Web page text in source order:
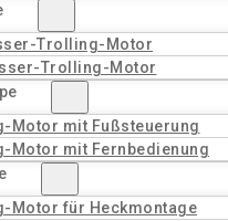
Trolling-Motor
Trolling-Motor
Motor mit Fußsteuerung
Motor mit Fernbedienung
Motor für Heckmontage